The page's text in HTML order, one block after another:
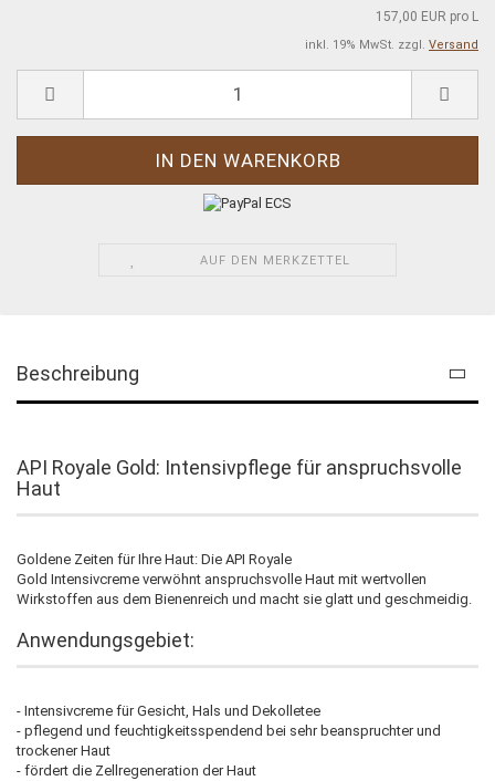
157,00 EUR pro L
inkl. 19% MwSt. zzgl. Versand
AUF DEN MERKZETTEL
Beschreibung
API Royale Gold: Intensivpflege für anspruchsvolle
Haut
Goldene Zeiten für Ihre Haut: Die API Royale
Gold Intensivcreme verwöhnt anspruchsvolle Haut mit wertvollen
Wirkstoffen aus dem Bienenreich und macht sie glatt und geschmeidig.
Anwendungsgebiet:
- Intensivcreme für Gesicht, Hals und Dekolletee
- pflegend und feuchtigkeitsspendend bei sehr beanspruchter und
trockener Haut
- fördert die Zellregeneration der Haut